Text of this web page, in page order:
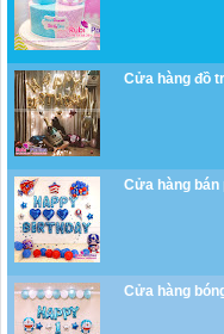
Cửa hàng đồ
Cửa hàng bán
Cửa hàng